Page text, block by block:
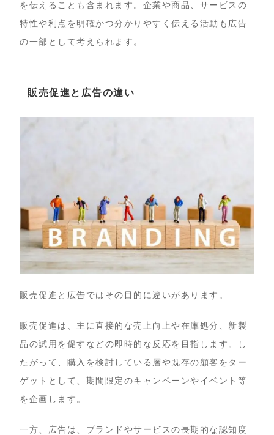
を伝えることも含まれます。企業や商品、サービスの
特性や利点を明確かつ分かりやすく伝える活動も広告
の一部として考えられます。
販売促進と広告の違い
販売促進と広告ではその目的に違いがあります。
販売促進は、主に直接的な売上向上や在庫処分、新製
品の試用を促すなどの即時的な反応を目指します。し
たがって、購入を検討している層や既存の顧客をター
ゲットとして、期間限定のキャンペーンやイベント等
を企画します。
一方、広告は、ブランドやサービスの長期的な認知度